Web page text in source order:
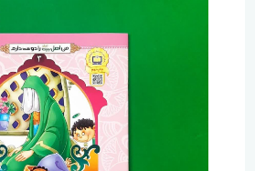
با امامان قرار دهیم.